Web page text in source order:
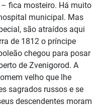
fica mosteiro. Há muito
municipal. Mas
são atraídos aqui
de 1812 o príncipe
chegou para posar
de Zvenigorod. A
velho que lhe
sagrados russos e se
descendentes moram